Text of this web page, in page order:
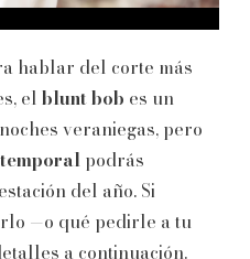
hablar del corte más
el blunt bob es un
veraniegas, pero
podrás
del año. Si
—o qué pedirle a tu
a continuación.